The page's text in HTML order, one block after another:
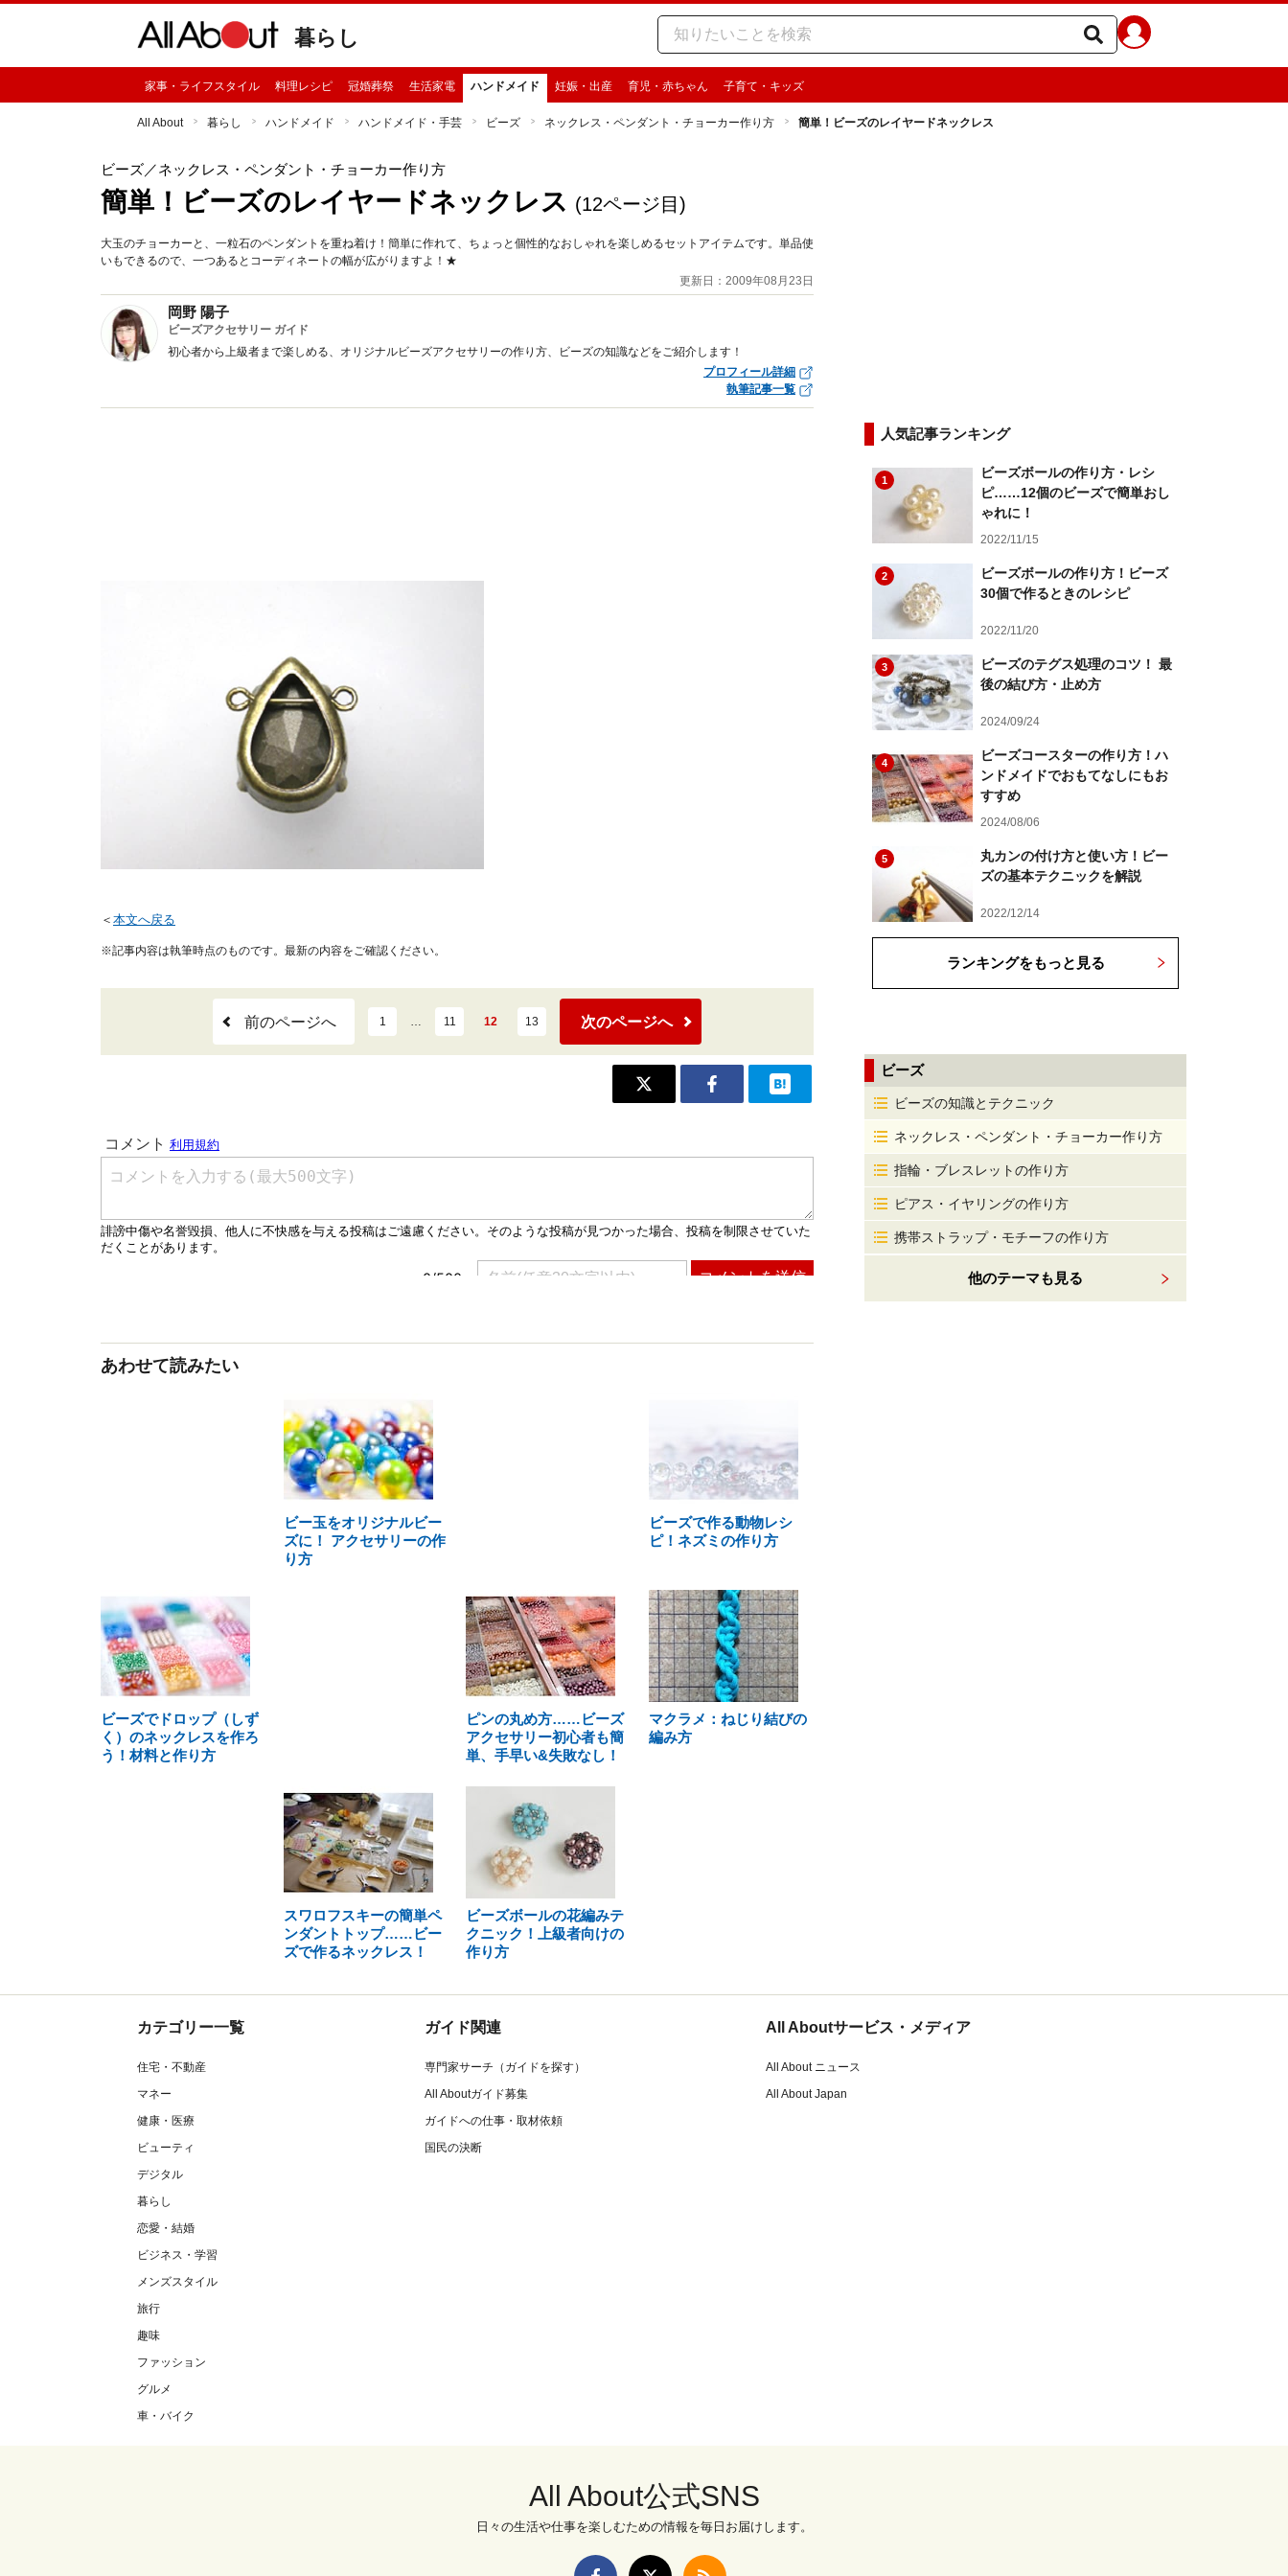
暮らし
家事・ライフスタイル 料理レシピ 冠婚葬祭 生活家電 ハンドメイド 妊娠・出産 育児・赤ちゃん 子育て・キッズ
All About 暮らし ハンドメイド ハンドメイド・手芸 ビーズ ネックレス・ペンダント・チョーカー作り方 簡単！ビーズのレイヤードネックレス
ビーズ／ネックレス・ペンダント・チョーカー作り方
簡単！ビーズのレイヤードネックレス (12ページ目)
大玉のチョーカーと、一粒石のペンダントを重ね着け！簡単に作れて、ちょっと個性的なおしゃれを楽しめるセットアイテムです。単品使
いもできるので、一つあるとコーディネートの幅が広がりますよ！★
更新日：2009年08月23日
岡野 陽子
ビーズアクセサリー ガイド
初心者から上級者まで楽しめる、オリジナルビーズアクセサリーの作り方、ビーズの知識などをご紹介します！
プロフィール詳細
執筆記事一覧
＜ 本文へ戻る
※記事内容は執筆時点のものです。最新の内容をご確認ください。
前のページへ 1 … 11 12 13 次のページへ
あわせて読みたい
ビー玉をオリジナルビー
ズに！ アクセサリーの作
り方
ビーズで作る動物レシ
ピ！ネズミの作り方
ビーズでドロップ（しず
く）のネックレスを作ろ
う！材料と作り方
ピンの丸め方……ビーズ
アクセサリー初心者も簡
単、手早い&失敗なし！
マクラメ：ねじり結びの
編み方
スワロフスキーの簡単ペ
ンダントトップ……ビー
ズで作るネックレス！
ビーズボールの花編みテ
クニック！上級者向けの
作り方
人気記事ランキング
1
ビーズボールの作り方・レシ
ピ……12個のビーズで簡単おし
ゃれに！
2022/11/15
2
ビーズボールの作り方！ビーズ
30個で作るときのレシピ
2022/11/20
3
ビーズのテグス処理のコツ！ 最
後の結び方・止め方
2024/09/24
4
ビーズコースターの作り方！ハ
ンドメイドでおもてなしにもお
すすめ
2024/08/06
5
丸カンの付け方と使い方！ビー
ズの基本テクニックを解説
2022/12/14
ランキングをもっと見る
ビーズ
ビーズの知識とテクニック
ネックレス・ペンダント・チョーカー作り方
指輪・ブレスレットの作り方
ピアス・イヤリングの作り方
携帯ストラップ・モチーフの作り方
他のテーマも見る
カテゴリー一覧
住宅・不動産
マネー
健康・医療
ビューティ
デジタル
暮らし
恋愛・結婚
ビジネス・学習
メンズスタイル
旅行
趣味
ファッション
グルメ
車・バイク
ガイド関連
専門家サーチ（ガイドを探す）
All Aboutガイド募集
ガイドへの仕事・取材依頼
国民の決断
All Aboutサービス・メディア
All About ニュース
All About Japan
All About公式SNS
日々の生活や仕事を楽しむための情報を毎日お届けします。